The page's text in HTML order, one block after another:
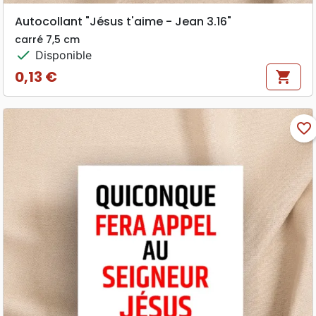
Autocollant "Jésus t'aime - Jean 3.16"
carré 7,5 cm
check Disponible
Prix
0,13 € shopping_cart
favorite_border